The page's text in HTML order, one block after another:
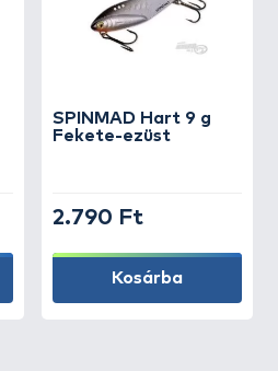
SPINMAD Hart 9 g
Fekete-ezüst
2.790 Ft
Kosárba